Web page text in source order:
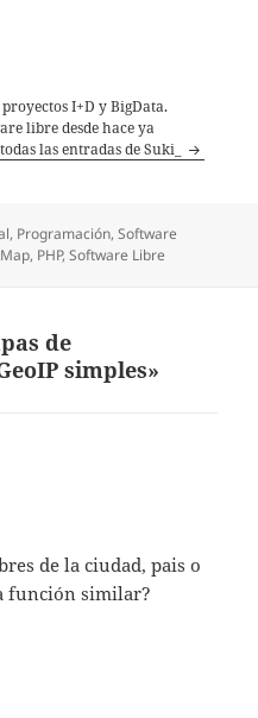
I+D y BigData.
libre desde hace ya
las entradas de Suki_
, Programación,Software
, PHP,Software Libre
de
simples»
de la ciudad, pais o
función similar?